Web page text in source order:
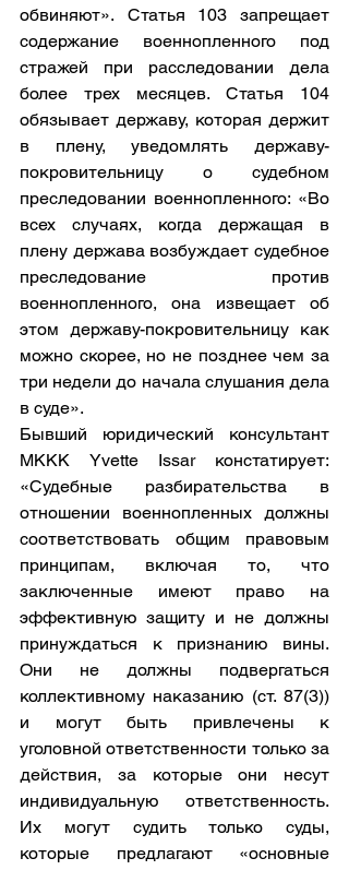
обвиняют». Статья 103 запрещает
содержание военнопленного под
стражей при расследовании дела
более трех месяцев. Статья 104
обязывает державу, которая держит
в плену, уведомлять державу-
покровительницу о судебном
преследовании военнопленного: «Во
всех случаях, когда держащая в
плену держава возбуждает судебное
преследование против
военнопленного, она извещает об
этом державу-покровительницу как
можно скорее, но не позднее чем за
три недели до начала слушания дела
в суде».
Бывший юридический консультант
МККК Yvette Issar констатирует:
«Судебные разбирательства в
отношении военнопленных должны
соответствовать общим правовым
принципам, включая то, что
заключенные имеют право на
эффективную защиту и не должны
принуждаться к признанию вины.
Они не должны подвергаться
коллективному наказанию (ст. 87(3))
и могут быть привлечены к
уголовной ответственности только за
действия, за которые они несут
индивидуальную ответственность.
Их могут судить только суды,
которые предлагают «основные